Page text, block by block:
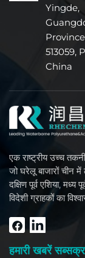
Yingde,
513059,
China
एक राष्ट्रीय उच्च
जो घरेलू बाजारों चीन में
दक्षिण पूर्व एशिया,
विदेशी ग्राहकों का
हमारी खबरें